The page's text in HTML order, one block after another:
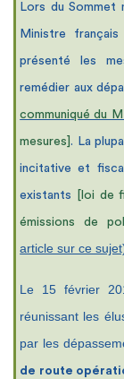
Lors du Sommet
Ministre
présenté les
remédier aux
communiqué du
mesures]. La
incitative et
existants [loi de
émissions de
article sur ce
Le 15 février
réunissant les
par les
de route